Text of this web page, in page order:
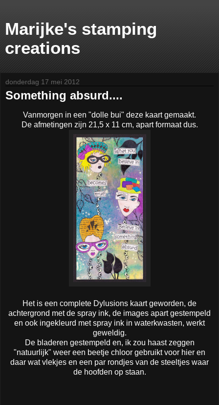
Marijke's stamping
creations
donderdag 17 mei 2012
Something absurd....
Vanmorgen in een "dolle bui" deze kaart gemaakt.
De afmetingen zijn 21,5 x 11 cm, apart formaat dus.
Het is een complete Dylusions kaart geworden, de
achtergrond met de spray ink, de images apart gestempeld
en ook ingekleurd met spray ink in waterkwasten, werkt
geweldig.
De bladeren gestempeld en, ik zou haast zeggen
"natuurlijk" weer een beetje chloor gebruikt voor hier en
daar wat vlekjes en een par rondjes van de steeltjes waar
de hoofden op staan.